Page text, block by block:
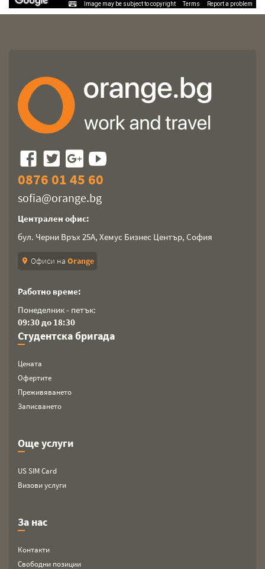
Image may be subject to copyright Terms Report a problem
0876 01 45 60
sofia@orange.bg
Централен офис:
бул. Черни Връх 25А, Хемус Бизнес Център, София
location_on Офиси на Orange
Работно време:
Понеделник - петък:
09:30 до 18:30
Студентска бригада
Цената
Офертите
Преживяването
Записването
Още услуги
US SIM Card
Визови услуги
За нас
Контакти
Свободни позиции